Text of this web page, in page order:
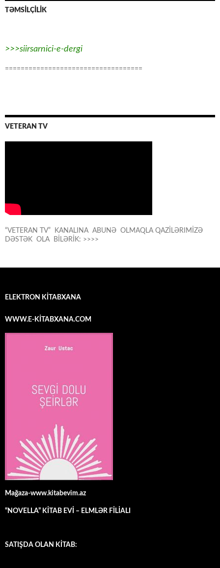
TƏMSİLÇİLİK
>>>siirsarnici-e-dergi
===================================
VETERAN TV
“VETERAN TV” KANALINA ABUNƏ OLMAQLA QAZİLƏRIMİZƏ
DƏSTƏK OLA BİLƏRİK: >>>>
ELEKTRON KİTABXANA
WWW.E-KİTABXANA.COM
Mağaza-www.kitabevim.az
“NOVELLA” KİTAB EVİ – ELMLƏR FİLİALI
SATIŞDA OLAN KİTAB: